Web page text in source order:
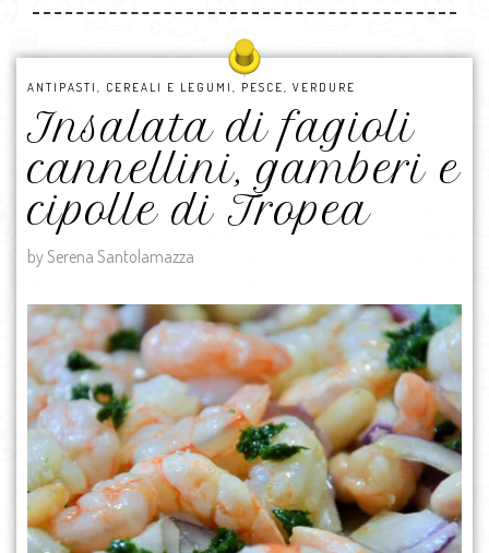
ANTIPASTI , CEREALI E LEGUMI , PESCE, VERDURE
Insalata di fagioli
cannellini, gamberi e
cipolle di Tropea
by Serena Santolamazza